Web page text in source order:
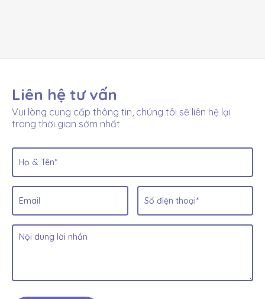
06/01/2023 07:01
Trầm Cảm: Khái niệm, Triệu
chứng và Nguyên nhân
HYPPO Clinic